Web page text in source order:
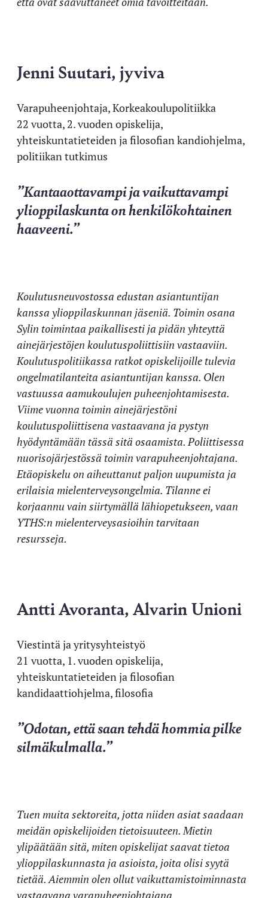
Jenni Suutari, jyviva
Varapuheenjohtaja, Korkeakoulupolitiikka
22 vuotta, 2. vuoden opiskelija,
yhteiskuntatieteiden ja filosofian kandiohjelma,
politiikan tutkimus
”Kantaaottavampi ja vaikuttavampi
ylioppilaskunta on henkilökohtainen
haaveeni.”
Koulutusneuvostossa edustan asiantuntijan
kanssa ylioppilaskunnan jäseniä. Toimin osana
Sylin toimintaa paikallisesti ja pidän yhteyttä
ainejärjestöjen koulutuspoliittisiin vastaaviin.
Koulutuspolitiikassa ratkot opiskelijoille tulevia
ongelmatilanteita asiantuntijan kanssa. Olen
vastuussa aamukoulujen puheenjohtamisesta.
Viime vuonna toimin ainejärjestöni
koulutuspoliittisena vastaavana ja pystyn
hyödyntämään tässä sitä osaamista. Poliittisessa
nuorisojärjestössä toimin varapuheenjohtajana.
Etäopiskelu on aiheuttanut paljon uupumista ja
erilaisia mielenterveysongelmia. Tilanne ei
korjaannu vain siirtymällä lähiopetukseen, vaan
YTHS:n mielenterveysasioihin tarvitaan
resursseja.
Antti Avoranta, Alvarin Unioni
Viestintä ja yritysyhteistyö
21 vuotta, 1. vuoden opiskelija,
yhteiskuntatieteiden ja filosofian
kandidaattiohjelma, filosofia
”Odotan, että saan tehdä hommia pilke
silmäkulmalla.”
Tuen muita sektoreita, jotta niiden asiat saadaan
meidän opiskelijoiden tietoisuuteen. Mietin
ylipäätään sitä, miten opiskelijat saavat tietoa
ylioppilaskunnasta ja asioista, joita olisi syytä
tietää. Aiemmin olen ollut vaikuttamistoiminnasta
vastaavana varapuheenjohtajana